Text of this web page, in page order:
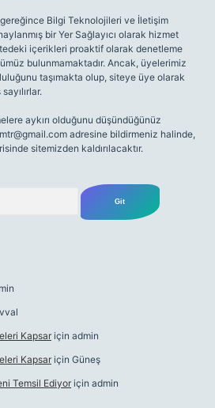
gereğince Bilgi Teknolojileri ve İletişim
bir Yer Sağlayıcı olarak hizmet
içerikleri proaktif olarak denetleme
bulunmamaktadır. Ancak, üyelerimiz
taşımakta olup, siteye üye olarak
aykırı olduğunu düşündüğünüz
adresine bildirmeniz halinde,
sitemizden kaldırılacaktır.
Kapsar için admin
Kapsar için Güneş
Temsil Ediyoriçin admin